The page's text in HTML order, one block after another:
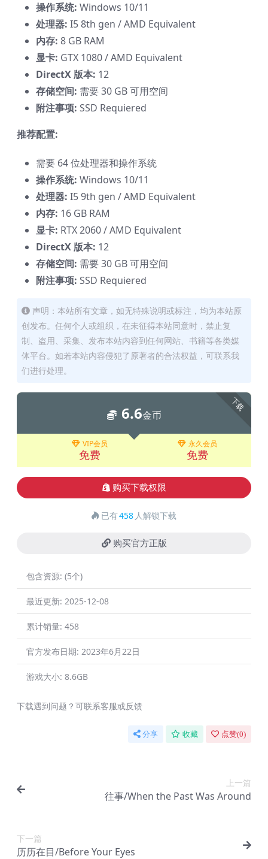
操作系统: Windows 10/11
处理器: I5 8th gen / AMD Equivalent
内存: 8 GB RAM
显卡: GTX 1080 / AMD Equivalent
DirectX 版本: 12
存储空间: 需要 30 GB 可用空间
附注事项: SSD Requiered
推荐配置:
需要 64 位处理器和操作系统
操作系统: Windows 10/11
处理器: I5 9th gen / AMD Equivalent
内存: 16 GB RAM
显卡: RTX 2060 / AMD Equivalent
DirectX 版本: 12
存储空间: 需要 30 GB 可用空间
附注事项: SSD Requiered
声明：本站所有文章，如无特殊说明或标注，均为本站原
创发布。任何个人或组织，在未征得本站同意时，禁止复
制、盗用、采集、发布本站内容到任何网站、书籍等各类媒
体平台。如若本站内容侵犯了原著者的合法权益，可联系我
们进行处理。
下载
6.6金币
VIP会员
免费
永久会员
免费
购买下载权限
已有458 人解锁下载
购买官方正版
包含资源: (5个)
最近更新: 2025-12-08
累计销量: 458
官方发布日期: 2023年6月22日
游戏大小: 8.6GB
下载遇到问题？可联系客服或反馈
分享 收藏 点赞(0)
上一篇
往事/When the Past Was Around
下一篇
历历在目/Before Your Eyes